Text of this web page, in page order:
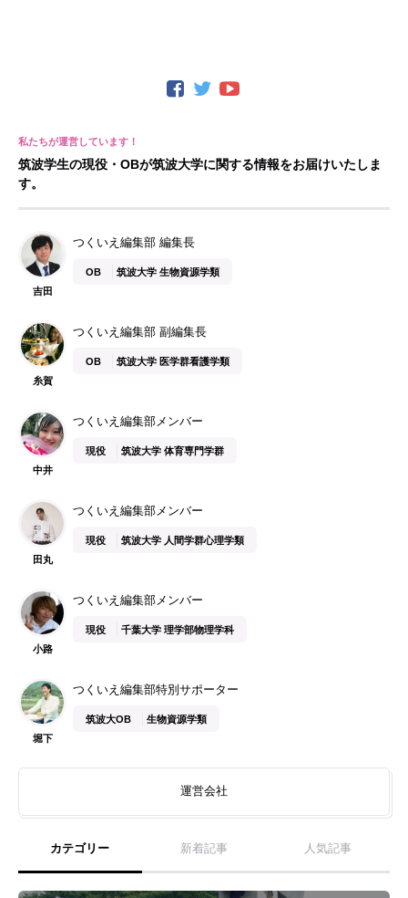
筑波学生の現役・OBが筑波大学に関する情報をお届けいたしま
す。
吉田
つくいえ編集部 編集長
OB 筑波大学 生物資源学類
糸賀
つくいえ編集部 副編集長
OB 筑波大学 医学群看護学類
中井
つくいえ編集部メンバー
現役 筑波大学 体育専門学群
田丸
つくいえ編集部メンバー
現役 筑波大学 人間学群心理学類
小路
つくいえ編集部メンバー
現役 千葉大学 理学部物理学科
堀下
つくいえ編集部特別サポーター
筑波大OB 生物資源学類
運営会社
カテゴリー 新着記事 人気記事